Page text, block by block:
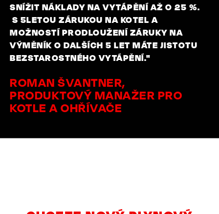
SNÍŽIT NÁKLADY NA VYTÁPĚNÍ AŽ O 25 %.
S 5LETOU ZÁRUKOU NA KOTEL A
MOŽNOSTÍ PRODLOUŽENÍ ZÁRUKY NA
VÝMĚNÍK O DALŠÍCH 5 LET MÁTE JISTOTU
BEZSTAROSTNÉHO VYTÁPĚNÍ."
ROMAN ŠVANTNER,
PRODUKTOVÝ MANAŽER PRO
KOTLE A OHŘÍVAČE